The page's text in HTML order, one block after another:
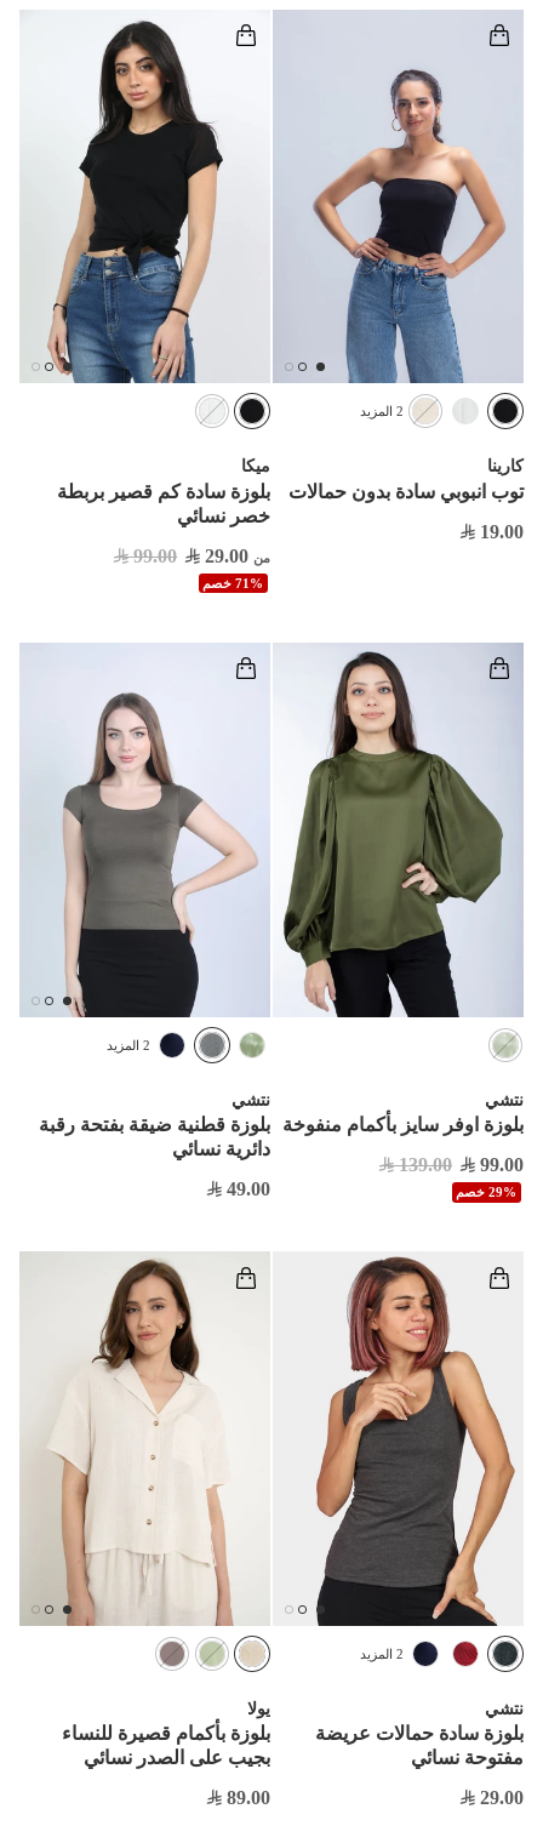
كارينا
توب انبوبي سادة بدون حمالات
19.00
2 المزيد
ميكا
بلوزة سادة كم قصير بربطة
خصر نسائي
من 29.00
99.00
71% خصم
نتشي
بلوزة اوفر سايز بأكمام منفوخة
99.00
139.00
29% خصم
نتشي
بلوزة قطنية ضيقة بفتحة رقبة
دائرية نسائي
49.00
2 المزيد
نتشي
بلوزة سادة حمالات عريضة
مفتوحة نسائي
29.00
2 المزيد
يولا
بلوزة بأكمام قصيرة للنساء
بجيب على الصدر نسائي
89.00